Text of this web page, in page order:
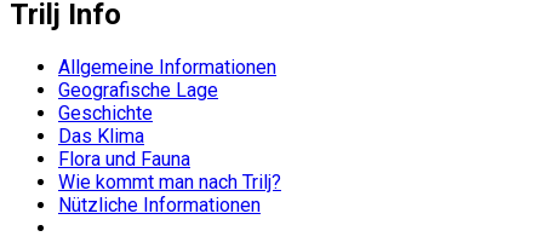
Trilj Info
Allgemeine Informationen
Geografische Lage
Geschichte
Das Klima
Flora und Fauna
Wie kommt man nach Trilj?
Nützliche Informationen